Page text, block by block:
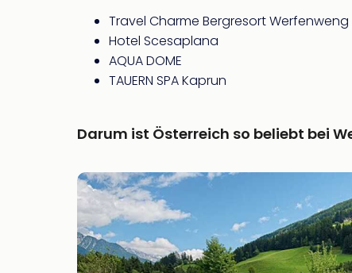
Travel Charme Bergresort Werfenweng
Hotel Scesaplana
AQUA DOME
TAUERN SPA Kaprun
Darum ist Österreich so beliebt bei